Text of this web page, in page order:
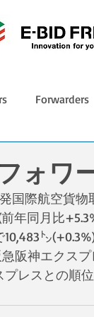
Forwarders
ォワ
国際航空貨
年同月比
㌧
阪神エクス
レスとの順